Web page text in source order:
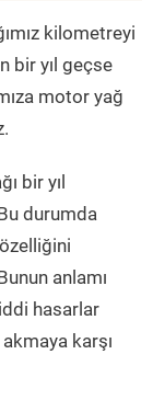
kilometreyi
bir yıl geçse
motor yağ
bir yıl
durumda
anlamı
hasarlar
karşı